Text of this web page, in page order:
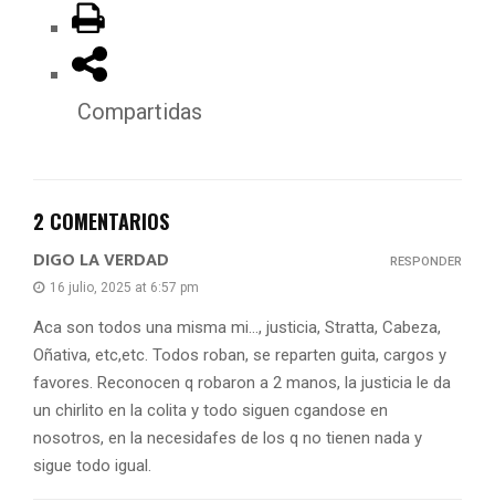
Compartidas
2 COMENTARIOS
DIGO LA VERDAD
16 julio, 2025 at 6:57 pm
Aca son todos una misma mi…, justicia, Stratta, Cabeza,
Oñativa, etc,etc. Todos roban, se reparten guita, cargos y
favores. Reconocen q robaron a 2 manos, la justicia le da
un chirlito en la colita y todo siguen cgandose en
nosotros, en la necesidafes de los q no tienen nada y
sigue todo igual.
RESPONDER